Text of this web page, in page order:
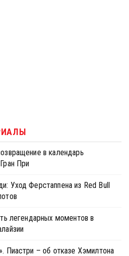
в календарь
При
Уход Ферстаппена из Red Bull
легендарных моментов в
Пиастри – об отказе Хэмилтона